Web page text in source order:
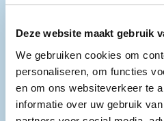
Deze website maakt gebruik
We gebruiken cookies om
personaliseren, om functies
en om ons websiteverkeer te
informatie over uw gebruik
Openingstijden
Hoofdvestiging
Maandag 16 maart 2026
Middag van 14.00 tot 17.00